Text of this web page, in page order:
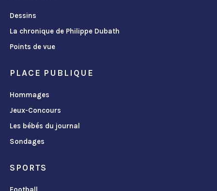
Dessins
La chronique de Philippe Dubath
Points de vue
PLACE PUBLIQUE
Hommages
Jeux-Concours
Les bébés du journal
Sondages
SPORTS